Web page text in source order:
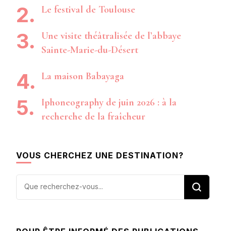
Le festival de Toulouse
Une visite théâtralisée de l’abbaye
Sainte-Marie-du-Désert
La maison Babayaga
Iphoneography de juin 2026 : à la
recherche de la fraîcheur
VOUS CHERCHEZ UNE DESTINATION?
Vous